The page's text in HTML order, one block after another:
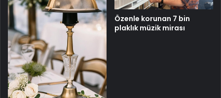
Özenle korunan 7 bin
plaklık müzik mirası